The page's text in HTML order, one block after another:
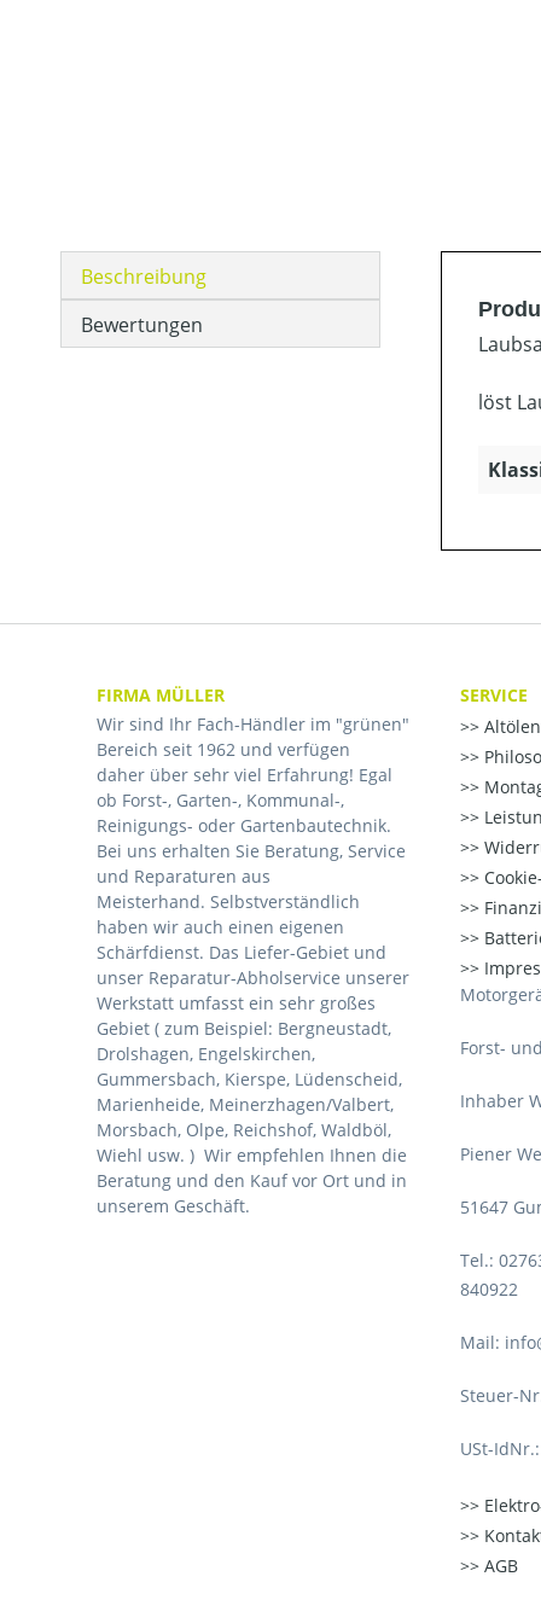
Beschreibung
Bewertungen
löst
FIRMA MÜLLER
Wir sind Ihr Fach-Händler im "grünen"
Bereich seit 1962 und verfügen
daher über sehr viel Erfahrung! Egal
ob Forst-, Garten-, Kommunal-,
Reinigungs- oder Gartenbautechnik.
Bei uns erhalten Sie Beratung, Service
und Reparaturen aus
Meisterhand. Selbstverständlich
haben wir auch einen eigenen
Schärfdienst. Das Liefer-Gebiet und
unser Reparatur-Abholservice unserer
Werkstatt umfasst ein sehr großes
Gebiet ( zum Beispiel: Bergneustadt,
Drolshagen, Engelskirchen,
Gummersbach, Kierspe, Lüdenscheid,
Marienheide, Meinerzhagen/Valbert,
Morsbach, Olpe, Reichshof, Waldböl,
Wiehl usw. ) Wir empfehlen Ihnen die
Beratung und den Kauf vor Ort und in
unserem Geschäft.
SERVICE
Forst-
Inhaber
Piener
51647
Tel.:
840922
Mail:
Steuer-
USt-
AGB